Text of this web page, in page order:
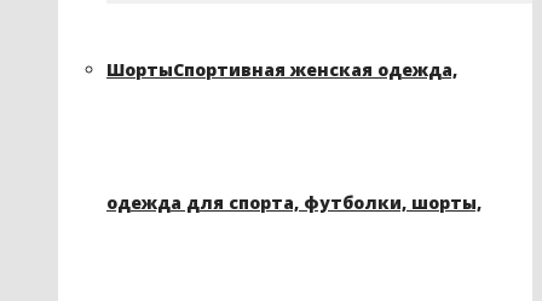
ШортыСпортивная женская одежда,
одежда для спорта, футболки, шорты,